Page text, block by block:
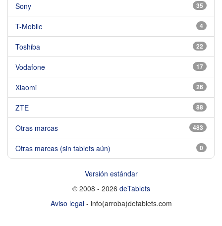
Sony 35
T-Mobile 4
Toshiba 22
Vodafone 17
Xiaomi 26
ZTE 88
Otras marcas 483
Otras marcas (sin tablets aún) 0
Versión estándar
© 2008 - 2026 deTablets
Aviso legal- info(arroba)detablets.com